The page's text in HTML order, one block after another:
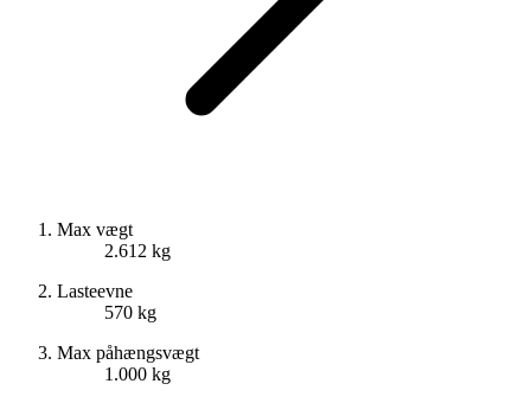
Max vægt
2.612 kg
Lasteevne
570 kg
Max påhængsvægt
1.000 kg